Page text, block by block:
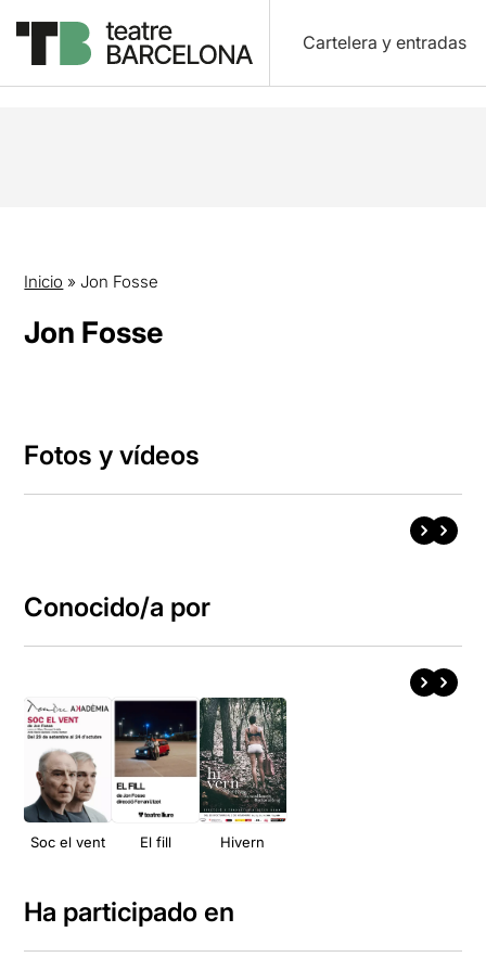
Cartelera y entradas
Inicio » Jon Fosse
Jon Fosse
Fotos y vídeos
Conocido/a por
Soc el vent El fill Hivern
Ha participado en